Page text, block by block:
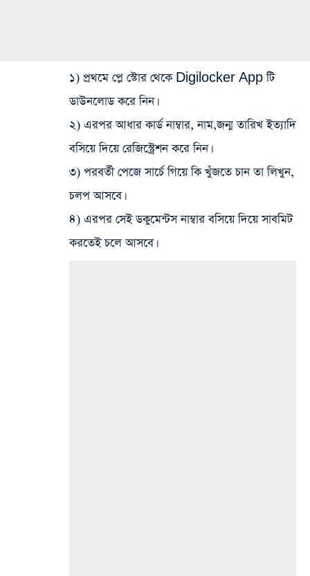
১) প্রথমে প্লে স্টোর থেকে Digilocker App টি
ডাউনলোড করে নিন।
২) এরপর আধার কার্ড নাম্বার, নাম,জন্ম তারিখ ইত্যাদি
বসিয়ে দিয়ে রেজিস্ট্রেশন করে নিন।
৩) পরবর্তী পেজে সার্চে গিয়ে কি খুঁজতে চান তা লিখুন,
চলপ আসবে।
৪) এরপর সেই ডকুমেন্টস নাম্বার বসিয়ে দিয়ে সাবমিট
করতেই চলে আসবে।